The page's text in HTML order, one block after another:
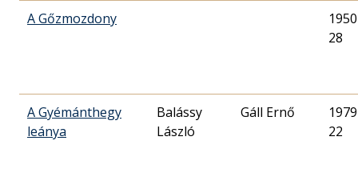
A Gőzmozdony
28
A Gyémánthegy
leánya
Balássy
László
Gáll Ernő
22